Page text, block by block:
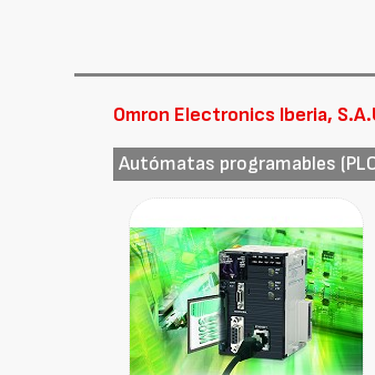
Omron Electronics Iberia,
Autómatas programables